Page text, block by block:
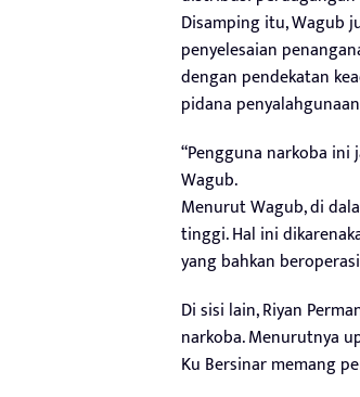
Disamping itu, Wagub
penyelesaian
dengan pendekatan
pidana
“Pengguna narkoba
Wagub.
Menurut Wagub, di
tinggi. Hal ini
yang bahkan
Di sisi lain, Riyan
narkoba. Menurutnya
Ku Bersinar memang